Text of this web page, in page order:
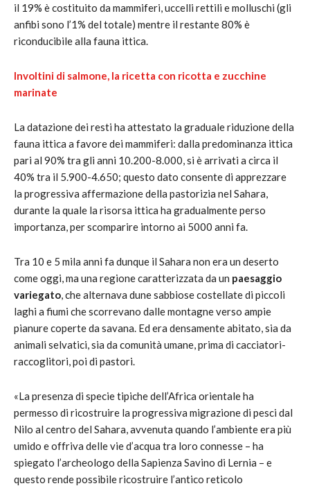
il 19% è costituito da mammiferi, uccelli rettili e molluschi (gli
anfibi sono l’1% del totale) mentre il restante 80% è
riconducibile alla fauna ittica.
Involtini di salmone, la ricetta con ricotta e zucchine
marinate
La datazione dei resti ha attestato la graduale riduzione della
fauna ittica a favore dei mammiferi: dalla predominanza ittica
pari al 90% tra gli anni 10.200-8.000, si è arrivati a circa il
40% tra il 5.900-4.650; questo dato consente di apprezzare
la progressiva affermazione della pastorizia nel Sahara,
durante la quale la risorsa ittica ha gradualmente perso
importanza, per scomparire intorno ai 5000 anni fa.
Tra 10 e 5 mila anni fa dunque il Sahara non era un deserto
come oggi, ma una regione caratterizzata da un paesaggio
variegato, che alternava dune sabbiose costellate di piccoli
laghi a fiumi che scorrevano dalle montagne verso ampie
pianure coperte da savana. Ed era densamente abitato, sia da
animali selvatici, sia da comunità umane, prima di cacciatori-
raccoglitori, poi di pastori.
«La presenza di specie tipiche dell’Africa orientale ha
permesso di ricostruire la progressiva migrazione di pesci dal
Nilo al centro del Sahara, avvenuta quando l’ambiente era più
umido e offriva delle vie d’acqua tra loro connesse – ha
spiegato l’archeologo della Sapienza Savino di Lernia – e
questo rende possibile ricostruire l’antico reticolo